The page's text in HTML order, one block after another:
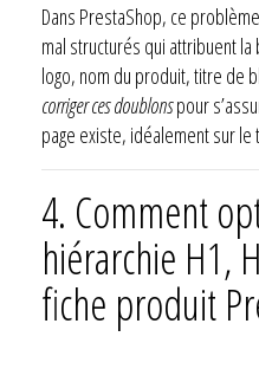
Dans PrestaShop, ce
mal structurés qui attribuent
logo, nom du produit, titre de
corriger ces doublonspour
page existe, idéalement sur le
4. Comment
hiérarchie H1,
fiche produit